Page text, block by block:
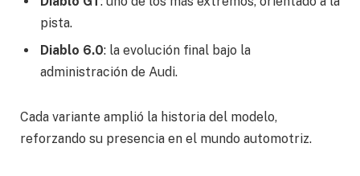
pista.
Diablo 6.0: la evolución final bajo la
administración de Audi.
Cada variante amplió la historia del modelo,
reforzando su presencia en el mundo automotriz.